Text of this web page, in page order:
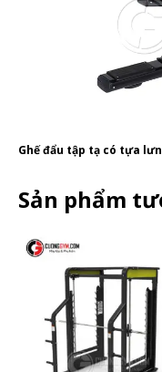
Ghế đẩu tập tạ có tựa
Sản phẩm